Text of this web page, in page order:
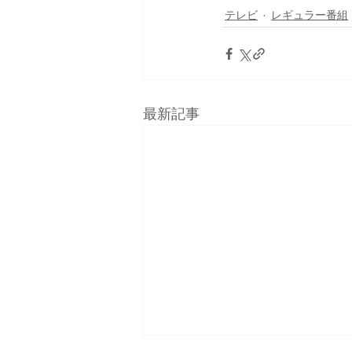
テレビ レギュラー番組
最新記事